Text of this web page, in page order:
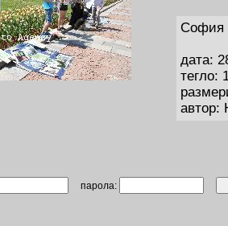
София
дата:
тегло:
автор:
парола: